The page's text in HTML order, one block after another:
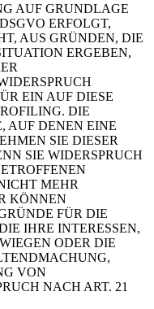
AUF GRUNDLAGE
ERFOLGT,
AUS GRÜNDEN, DIE
ERGEBEN,
EIN AUF DIESE
DIE
AUF DENEN EINE
SIE DIESER
SIE WIDERSPRUCH
MEHR
KÖNNEN
FÜR DIE
IHRE INTERESSEN,
ODER DIE
VON
NACH ART. 21